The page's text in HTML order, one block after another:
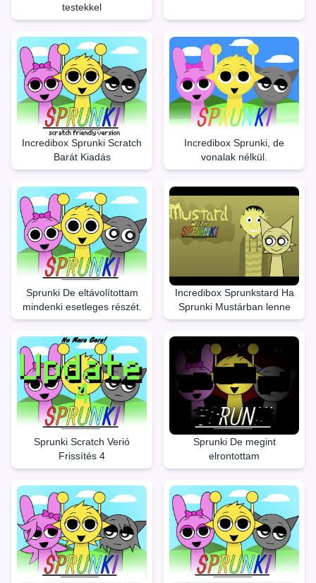
testekkel
Incredibox Sprunki Scratch
Barát Kiadás
Incredibox Sprunki, de
vonalak nélkül.
Sprunki De eltávolítottam
mindenki esetleges részét.
Incredibox Sprunkstard Ha
Sprunki Mustárban lenne
Sprunki Scratch Verió
Frissítés 4
Sprunki De megint
elrontottam